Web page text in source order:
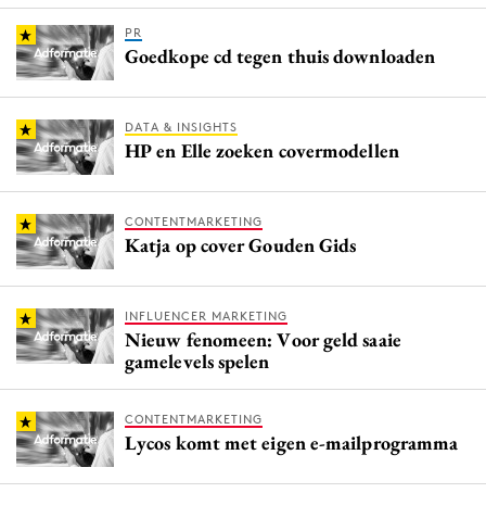
PR
Goedkope cd tegen thuis downloaden
DATA & INSIGHTS
HP en Elle zoeken covermodellen
CONTENTMARKETING
Katja op cover Gouden Gids
INFLUENCER MARKETING
Nieuw fenomeen: Voor geld saaie
gamelevels spelen
CONTENTMARKETING
Lycos komt met eigen e-mailprogramma